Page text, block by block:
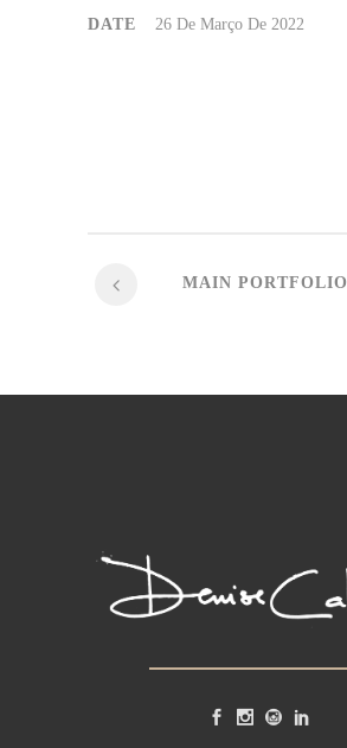
DATE 26 De Março De 2022
MAIN PORTFOLIO